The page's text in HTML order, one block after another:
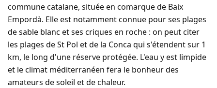
commune catalane, située en comarque de Baix
Empordà. Elle est notamment connue pour ses plages
de sable blanc et ses criques en roche : on peut citer
les plages de St Pol et de la Conca qui s'étendent sur 1
km, le long d'une réserve protégée. L'eau y est limpide
et le climat méditerranéen fera le bonheur des
amateurs de soleil et de chaleur.